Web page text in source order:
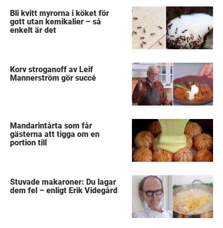
Bli kvitt myrorna i köket för
gott utan kemikalier – så
enkelt är det
Korv stroganoff av Leif
Mannerström gör succé
Mandarintårta som får
gästerna att tigga om en
portion till
Stuvade makaroner: Du lagar
dem fel – enligt Erik Videgård